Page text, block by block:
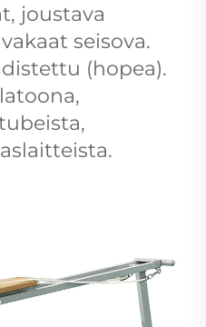
joustava
seisova.
(hopea).